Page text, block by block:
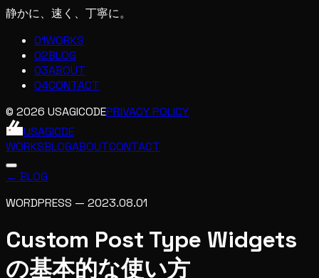
静かに、速く、丁寧に。
01WORKS
02BLOG
03ABOUT
04CONTACT
© 2026 USAGICODEPRIVACY POLICY
USAGICDE
WORKSBLOGABOUTCONTACT
← BLOG
WORDPRESS — 2023.08.01
Custom Post Type Widgets
の基本的な使い方